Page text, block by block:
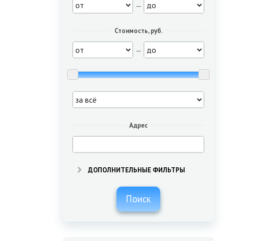
—
Стоимость, руб.
—
Адрес
ДОПОЛНИТЕЛЬНЫЕ ФИЛЬТРЫ
Поиск